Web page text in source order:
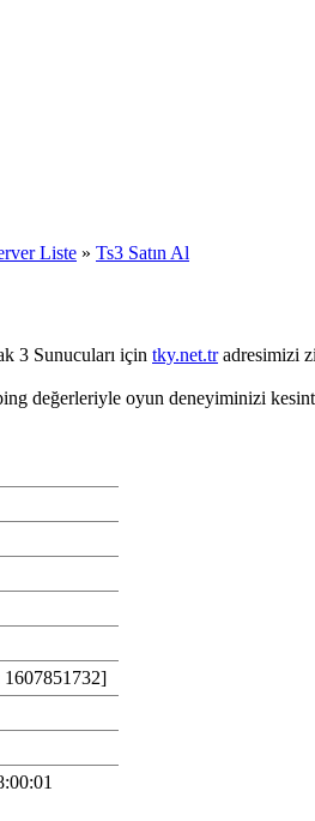
Liste » Ts3 Satın Al
3 Sunucuları için tky.net.tradresimizi
değerleriyle oyun deneyiminizi